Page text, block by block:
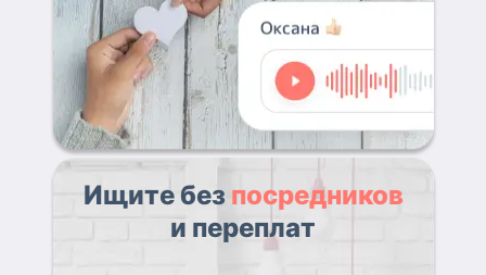
Ищите без посредников
и переплат